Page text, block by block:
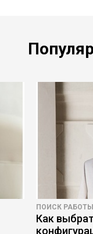
ПОИСК РАБОТЫ
Как